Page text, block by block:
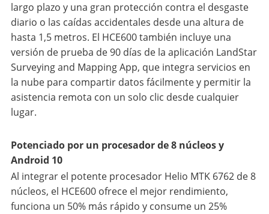
largo plazo y una gran protección contra el desgaste
diario o las caídas accidentales desde una altura de
hasta 1,5 metros. El HCE600 también incluye una
versión de prueba de 90 días de la aplicación LandStar
Surveying and Mapping App, que integra servicios en
la nube para compartir datos fácilmente y permitir la
asistencia remota con un solo clic desde cualquier
lugar.
Potenciado por un procesador de 8 núcleos y
Android 10
Al integrar el potente procesador Helio MTK 6762 de 8
núcleos, el HCE600 ofrece el mejor rendimiento,
funciona un 50% más rápido y consume un 25%